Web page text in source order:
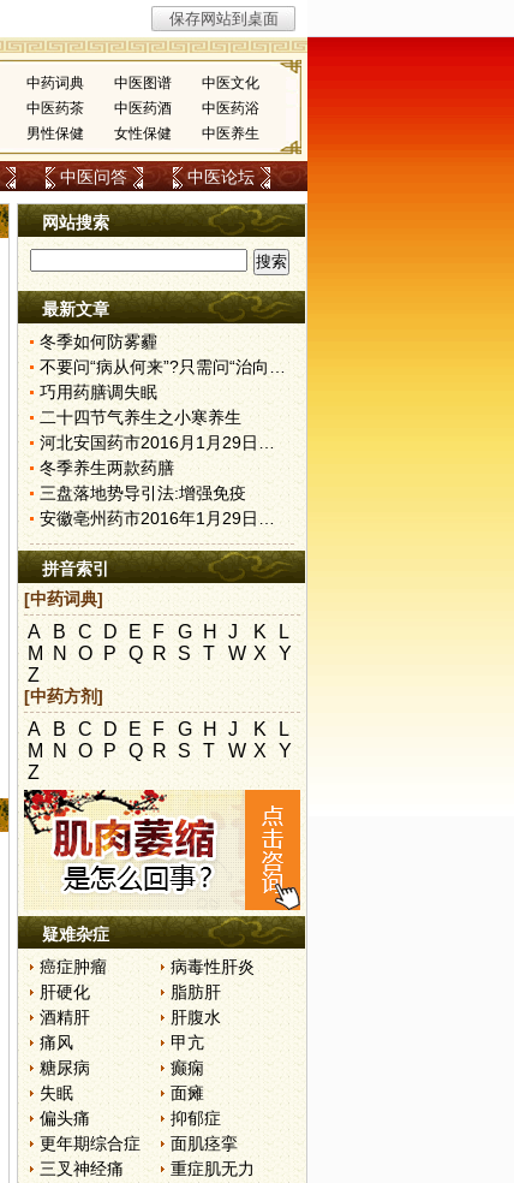
中药词典 中医图谱
中医文化
中医药茶 中医药酒
中医药浴
男性保健 女性保健 中医养生
中医问答 中医论坛
网站搜索
最新文章
冬季如何防雾霾
不要问“病从何来”?只需问“治向何去”?
巧用药膳调失眠
二十四节气养生之小寒养生
河北安国药市2016月1月29日快讯
冬季养生两款药膳
三盘落地势导引法:增强免疫
安徽亳州药市2016年1月29日快讯
拼音索引
[中药词典]
A B C D E F G H J K
L
M N O P Q R S T W X
Y
Z
[中药方剂]
A B C D E F G H J K
L
M N O P Q R S T W X
Y
Z
疑难杂症
癌症肿瘤
病毒性肝炎
肝硬化
脂肪肝
酒精肝
肝腹水
痛风
甲亢
糖尿病
癫痫
失眠
面瘫
偏头痛
抑郁症
更年期综合症
面肌痉挛
三叉神经痛
重症肌无力